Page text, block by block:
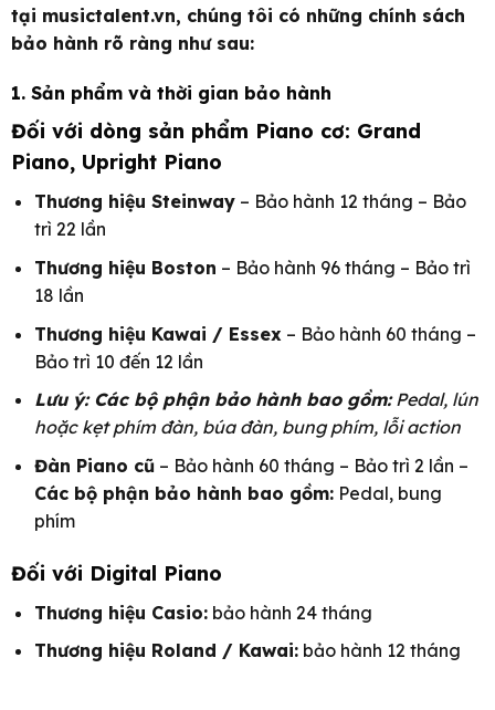
tại musictalent.vn, chúng tôi có những chính sách
bảo hành rõ ràng như sau:
1. Sản phẩm và thời gian bảo hành
Đối với dòng sản phẩm Piano cơ: Grand
Piano, Upright Piano
Thương hiệu Steinway– Bảo hành 12 tháng – Bảo
trì 22 lần
Thương hiệu Boston – Bảo hành 96 tháng – Bảo trì
18 lần
Thương hiệu Kawai / Essex – Bảo hành 60 tháng –
Bảo trì 10 đến 12 lần
Lưu ý: Các bộ phận bảo hành bao gồm:Pedal, lún
hoặc kẹt phím đàn, búa đàn, bung phím, lỗi action
Đàn Piano cũ– Bảo hành 60 tháng – Bảo trì 2 lần –
Các bộ phận bảo hành bao gồm:Pedal, bung
phím
Đối với Digital Piano
Thương hiệu Casio:bảo hành 24 tháng
Thương hiệu Roland / Kawai:bảo hành 12 tháng